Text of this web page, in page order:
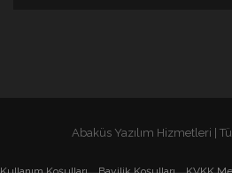
Abaküs Yazılım Hizmetleri |
Kullanım Koşulları Bayilik Koşulları KVKK